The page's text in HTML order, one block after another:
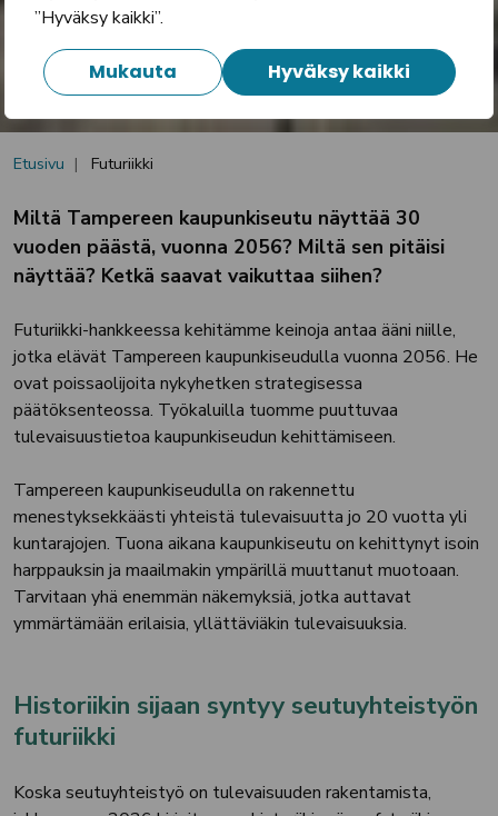
”Hyväksy kaikki”.
Mukauta Hyväksy kaikki
Etusivu Futuriikki
Miltä Tampereen kaupunkiseutu näyttää 30
vuoden päästä, vuonna 2056? Miltä sen pitäisi
näyttää? Ketkä saavat vaikuttaa siihen?
Futuriikki-hankkeessa kehitämme keinoja antaa ääni niille,
jotka elävät Tampereen kaupunkiseudulla vuonna 2056. He
ovat poissaolijoita nykyhetken strategisessa
päätöksenteossa. Työkaluilla tuomme puuttuvaa
tulevaisuustietoa kaupunkiseudun kehittämiseen.
Tampereen kaupunkiseudulla on rakennettu
menestyksekkäästi yhteistä tulevaisuutta jo 20 vuotta yli
kuntarajojen. Tuona aikana kaupunkiseutu on kehittynyt isoin
harppauksin ja maailmakin ympärillä muuttanut muotoaan.
Tarvitaan yhä enemmän näkemyksiä, jotka auttavat
ymmärtämään erilaisia, yllättäviäkin tulevaisuuksia.
Historiikin sijaan syntyy seutuyhteistyön
futuriikki
Koska seutuyhteistyö on tulevaisuuden rakentamista,